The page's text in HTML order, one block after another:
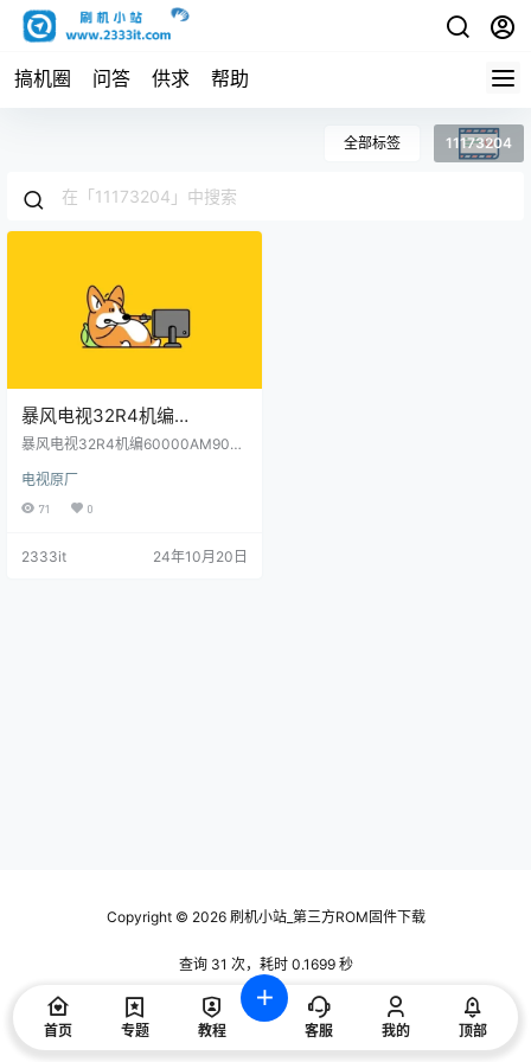
搞机圈 问答 供求 帮助
全部标签 11173204
暴风电视32R4机编
60000AM9000主程序
配屏V320BJ6-Q01(C1)原厂
程序U盘数据刷机包
暴风电视32R4机编60000AM900
7配屏V320BJ6-Q01(C1)原厂程序
U盘数据刷机包
电视原厂
71 0
2333it 24年10月20日
Copyright © 2026刷机小站_第三方ROM固件下载
查询 31 次，耗时 0.1699 秒
首页 专题 教程 客服 我的 顶部